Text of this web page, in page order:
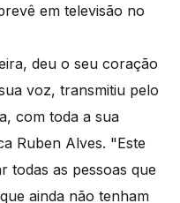
em televisão no
deu o seu coração
voz, transmitiu pelo
com toda a sua
Ruben Alves. "Este
todas as pessoas que
ainda não tenham